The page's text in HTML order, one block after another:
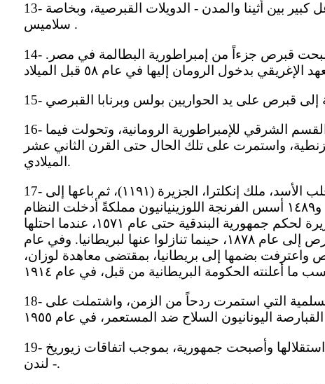
13- وشهد القرن الخامس قبل الميلاد حدوث تفاعل كبير بين أثينا والمدن - الدويلات القبرصية، وبخاصة
سلاميس .
14- وعقب انهيار إمبراطورية الإسكندر الأكبر، أصبحت قبرص جزءاً من إمبراطورية البطالمة في مصر.
16- وفي عام ٣٣٠ الميلادي، أصبحت قبرص جزءاً من القسم الشرقي للإمبراطورية الرومانية، وتحولت فيما
البيزنطية، واستمرت على تلك الحال حتى القرن الثاني عشر
الميلادي.
17- وخلال فترة الحملات الصليبية، غزا ريتشارد قلب الأسد، ملك إنكلترا، الجزيرة (١١٩١)، ثم باعها إلى
فرسان الهيكل. وفي الفترة ما بين ١١٩٢ و١٤٨٩ أسس الفرنجة اللوزينيانيون مملكةً أدخلت النظام
الإقطاعي الغربي إلى البلد. ثم خضعت الجزيرة لحكم جمهورية البندقية حتى عام ١٥٧١، عندما احتلها
الأتراك العثمانيون. واستمر حكم العثمانيين لقبرص إلى عام ١٨٧٨، حينما تنازلوا عنها لبريطانيا. وفي عام
واعترفت بضمها إلى بريطانيا، بمقتضى معاهدة لوزان،
18- وبعد فشل الجهود السياسية والدبلوماسية السلمية التي استمرت ردحاً من الزمن، واشتملت على
19- وفي ١٦ آب/أغسطس ١٩٦٠، حصلت قبرص على استقلالها وأصبحت جمهورية، بموجب اتفاقات زيوريخ
- لندن.